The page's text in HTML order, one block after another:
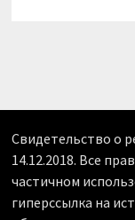
Свидетельство о
14.12.2018. Все
частичном
гиперссылка на